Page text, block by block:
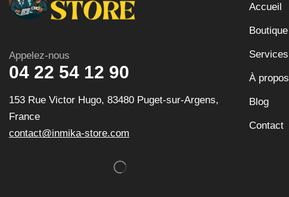
Appelez-nous
04 22 54 12 90
153 Rue Victor Hugo, 83480 Puget-sur-Argens,
France
contact@inmika-store.com
Accueil
Boutique
Services
À propos
Blog
Contact